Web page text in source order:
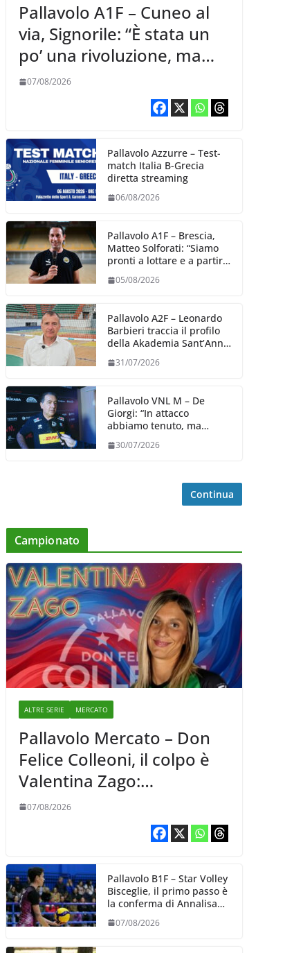
Pallavolo A1F – Cuneo al
via, Signorile: “È stata un
po’ una rivoluzione, ma
abbiamo le idee chiare siu
cosa vogliamo fare”
07/08/2026
Pallavolo Azzurre – Test-
match Italia B-Grecia
diretta streaming
06/08/2026
Pallavolo A1F – Brescia,
Matteo Solforati: “Siamo
pronti a lottare e a partire
giorno”
05/08/2026
Pallavolo A2F – Leonardo
Barbieri traccia il profilo
della Akademia Sant’Anna
31/07/2026
Pallavolo VNL M – De
Giorgi: “In attacco
abbiamo tenuto, ma
dalla prestazione in
30/07/2026
Continua
Campionato
ALTRE SERIE MERCATO
Pallavolo Mercato – Don
Felice Colleoni, il colpo è
Valentina Zago:
esperienza e oltre 5.000
punti al servizio di
07/08/2026
Pallavolo B1F – Star Volley
Bisceglie, il primo passo è
la conferma di Annalisa
Mileno
07/08/2026